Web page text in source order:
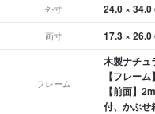
外寸 24.0 × 34.0
画寸 17.3 × 26.0
フレーム
木製ナチュ
【フレー
【前面】
付、かぶせ